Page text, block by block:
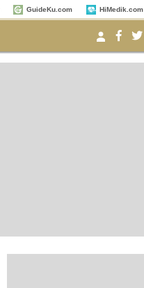
GuideKu.com HiMedik.com